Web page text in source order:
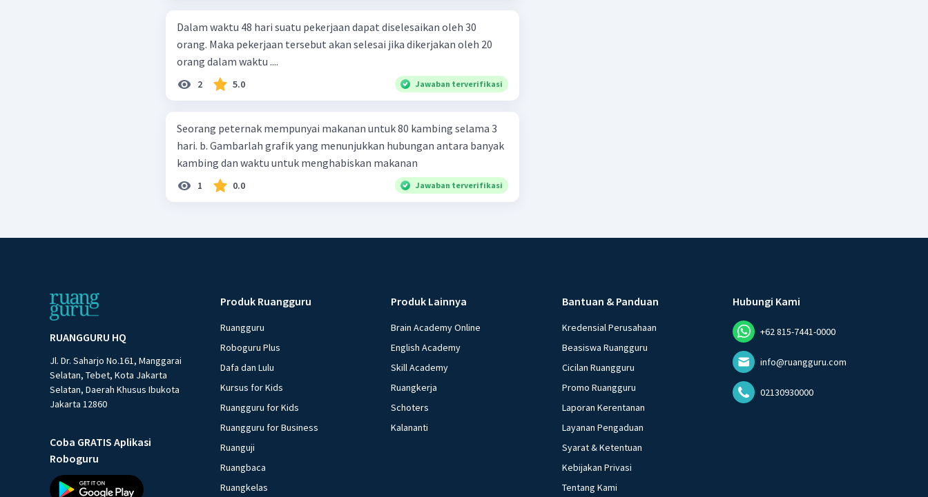
Dalam waktu 48 hari suatu pekerjaan dapat diselesaikan oleh 30
orang. Maka pekerjaan tersebut akan selesai jika dikerjakan oleh 20
orang dalam waktu ....
2 5.0 Jawaban terverifikasi
Seorang peternak mempunyai makanan untuk 80 kambing selama 3
hari. b. Gambarlah grafik yang menunjukkan hubungan antara banyak
kambing dan waktu untuk menghabiskan makanan
1 0.0 Jawaban terverifikasi
RUANGGURU HQ
Jl. Dr. Saharjo No.161, Manggarai
Selatan, Tebet, Kota Jakarta
Selatan, Daerah Khusus Ibukota
Jakarta 12860
Coba GRATIS Aplikasi
Roboguru
Produk Ruangguru
Ruangguru
Roboguru Plus
Dafa dan Lulu
Kursus for Kids
Ruangguru for Kids
Ruangguru for Business
Ruanguji
Ruangbaca
Ruangkelas
Produk Lainnya
Brain Academy Online
English Academy
Skill Academy
Ruangkerja
Schoters
Kalananti
Bantuan & Panduan
Kredensial Perusahaan
Beasiswa Ruangguru
Cicilan Ruangguru
Promo Ruangguru
Laporan Kerentanan
Layanan Pengaduan
Syarat & Ketentuan
Kebijakan Privasi
Tentang Kami
Hubungi Kami
+62 815-7441-0000
info@ruangguru.com
02130930000